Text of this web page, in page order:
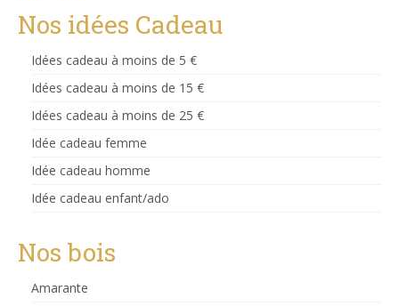
Nos idées Cadeau
Idées cadeau à moins de 5 €
Idées cadeau à moins de 15 €
Idées cadeau à moins de 25 €
Idée cadeau femme
Idée cadeau homme
Idée cadeau enfant/ado
Nos bois
Amarante